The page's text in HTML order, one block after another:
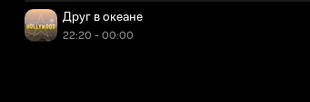
Друг в океане
22:20 - 00:00